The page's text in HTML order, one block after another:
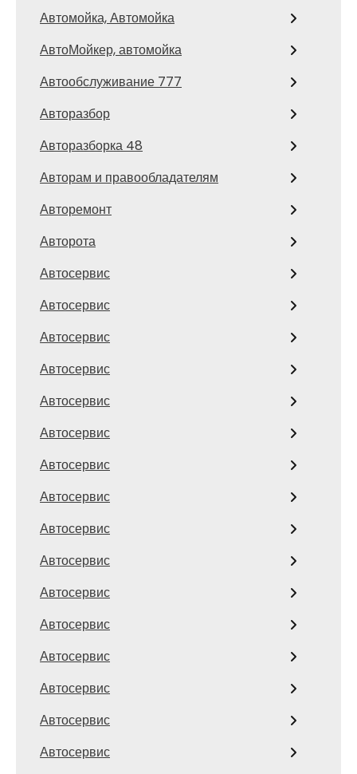
Автомойка, Автомойка
АвтоМойкер, автомойка
Автообслуживание 777
Авторазбор
Авторазборка 48
Авторам и правообладателям
Авторемонт
Авторота
Автосервис
Автосервис
Автосервис
Автосервис
Автосервис
Автосервис
Автосервис
Автосервис
Автосервис
Автосервис
Автосервис
Автосервис
Автосервис
Автосервис
Автосервис
Автосервис